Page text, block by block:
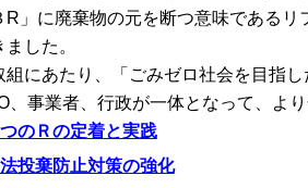
R」に廃棄物の元を断つ意味である
した。
にあたり、「ごみゼロ社会を目指し
、事業者、行政が一体となって、よ
のＲの定着と実践
投棄防止対策の強化